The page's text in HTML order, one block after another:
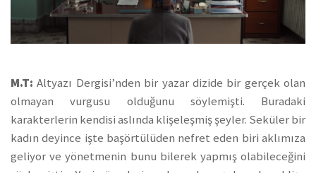
M.T: Altyazı Dergisi’nden bir yazar dizide bir gerçek olan
olmayan vurgusu olduğunu söylemişti. Buradaki
karakterlerin kendisi aslında klişeleşmiş şeyler. Seküler bir
kadın deyince işte başörtülüden nefret eden biri aklımıza
geliyor ve yönetmenin bunu bilerek yapmış olabileceğini